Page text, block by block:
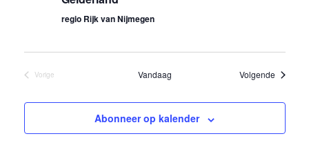
regio Rijk van Nijmegen
Vorige
Vandaag Volgende
Abonneer op kalender